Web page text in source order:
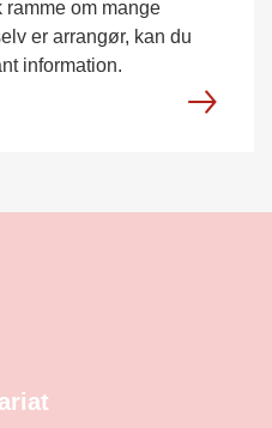
ramme om mange
er arrangør, kan du
information.